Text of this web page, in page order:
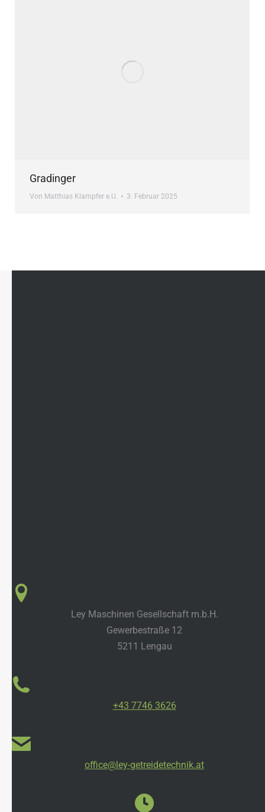
Gradinger
Von Matthias Klampfer e.U. 3. Februar 2025
Ley Maschinen Gesellschaft m.b.H.
Gewerbestraße 12
5211 Lengau
+43 7746 3626
office@ley-getreidetechnik.at